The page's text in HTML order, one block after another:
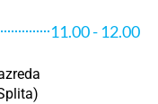
11.00 - 12.00